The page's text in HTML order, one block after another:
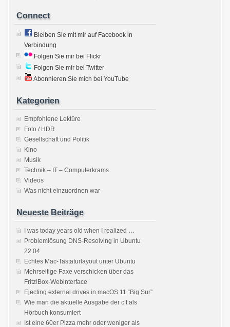
Connect
Bleiben Sie mit mir auf Facebook in
Verbindung
Folgen Sie mir bei Flickr
Folgen Sie mir bei Twitter
Abonnieren Sie mich bei YouTube
Kategorien
Empfohlene Lektüre
Foto / HDR
Gesellschaft und Politik
Kino
Musik
Technik – IT – Computerkrams
Videos
Was nicht einzuordnen war
Neueste Beiträge
I was today years old when I realized …
Problemlösung DNS-Resolving in Ubuntu
22.04
Echtes Mac-Tastaturlayout unter Ubuntu
Mehrseitige Faxe verschicken über das
Fritz!Box-Webinterface
Ejecting external drives in macOS 11 “Big Sur”
Wie man die aktuelle Ausgabe der c’t als
Hörbuch konsumiert
Ist eine 60er Pizza mehr oder weniger als